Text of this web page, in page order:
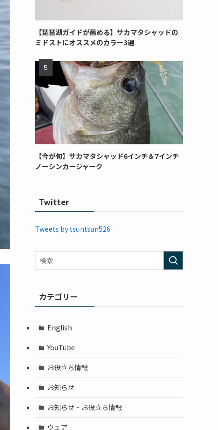
【琵琶湖ガイドが薦める】サカマタシャッドの
ミドストにオススメのカラー3選
【今が旬】サカマタシャッド6インチ＆7インチ
ノーシンカージャーク
Twitter
Tweets by tsuntsun526
カテゴリー
English
YouTube
お役立ち情報
お知らせ
お知らせ・お役立ち情報
ウェア